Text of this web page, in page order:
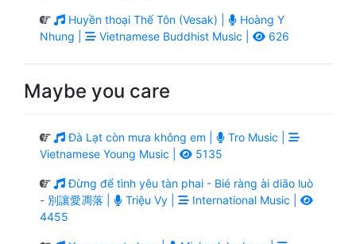
Huyền thoại Thế Tôn (Vesak) |
Hoàng Y
Nhung |
Vietnamese Buddhist Music | 626
Maybe you care
Đà Lạt còn mưa không em |
Tro Music |
Vietnamese Young Music |
5135
Đừng để tình yêu tàn phai - Bié ràng ài diāo luò
- 別讓愛凋落 |
Triệu Vy |
International Music |
4455